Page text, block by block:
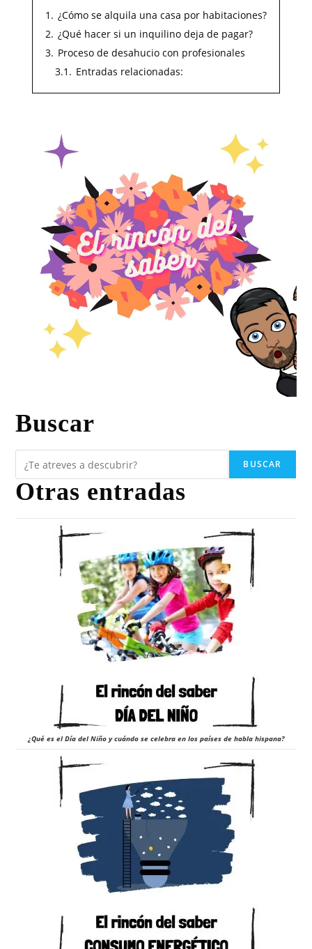
1. ¿Cómo se alquila una casa por habitaciones?
2. ¿Qué hacer si un inquilino deja de pagar?
3. Proceso de desahucio con profesionales
3.1. Entradas relacionadas:
Buscar
BUSCAR
Otras entradas
¿Qué es el Día del Niño y cuándo se celebra en los países de habla hispana?